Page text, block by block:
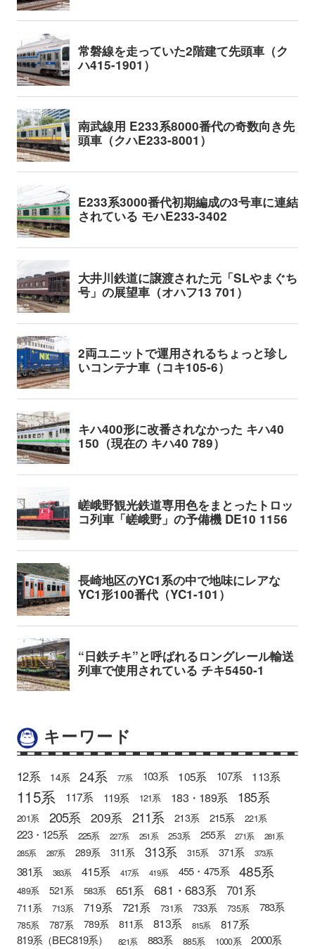
キーワード
12系 14系 24系 77系 103系 105系 107系 113系
115系 117系 119系 121系 183・189系 185系
201系 205系 209系 211系 213系 215系 221系
223・125系 225系 227系 251系 253系 255系 271系
281系
285系
287系 289系 311系 313系 315系 371系 373系
381系 383系 415系 417系 419系 455・475系 485系
489系 521系 583系 651系 681・683系 701系
711系 713系 719系 721系 731系 733系 735系 783系
785系 787系 789系 811系 813系 815系 817系
819系（BEC819系） 821系 883系 885系 1000系 2000系